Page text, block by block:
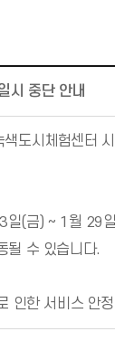
시 중단 안내
도시체험센터
일(금) ~ 1월 29
될 수 있습니다.
인한 서비스 안